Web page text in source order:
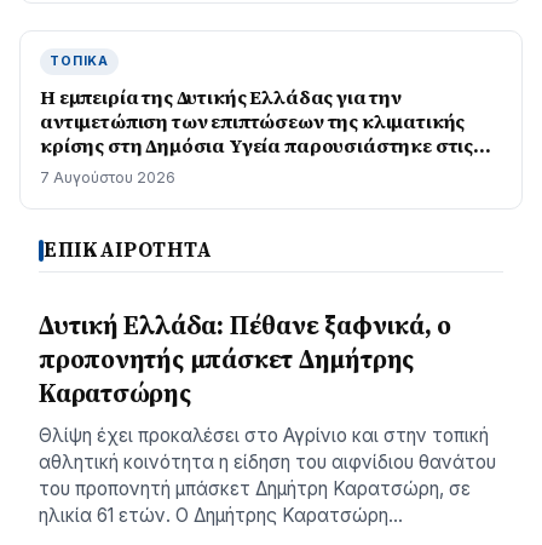
ΤΟΠΙΚΆ
Η εμπειρία της Δυτικής Ελλάδας για την
αντιμετώπιση των επιπτώσεων της κλιματικής
κρίσης στη Δημόσια Υγεία παρουσιάστηκε στις
ΗΠΑ
7 Αυγούστου 2026
ΕΠΙΚΑΙΡΟΤΗΤΑ
Δυτική Ελλάδα: Πέθανε ξαφνικά, ο
προπονητής μπάσκετ Δημήτρης
Καρατσώρης
Θλίψη έχει προκαλέσει στο Αγρίνιο και στην τοπική
αθλητική κοινότητα η είδηση του αιφνίδιου θανάτου
του προπονητή μπάσκετ Δημήτρη Καρατσώρη, σε
ηλικία 61 ετών. Ο Δημήτρης Καρατσώρη…